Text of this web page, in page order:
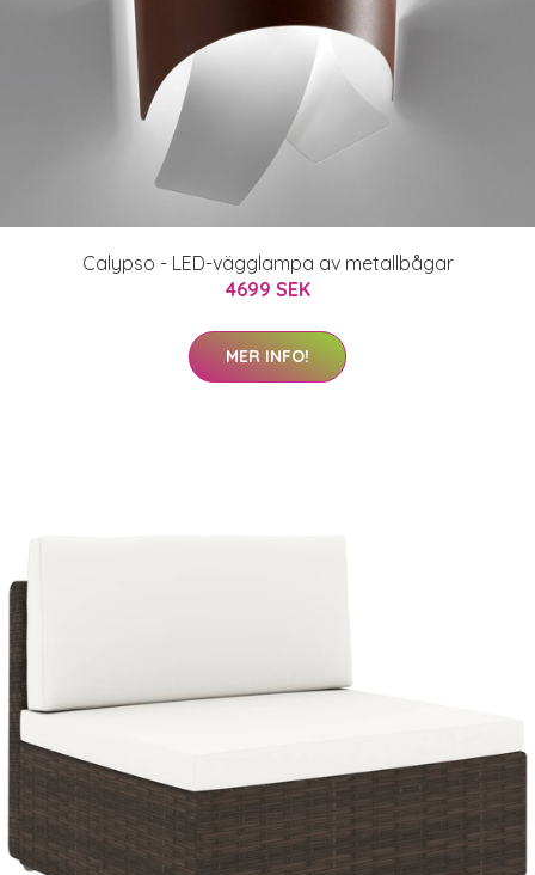
Calypso - LED-vägglampa av metallbågar
4699 SEK
MER INFO!